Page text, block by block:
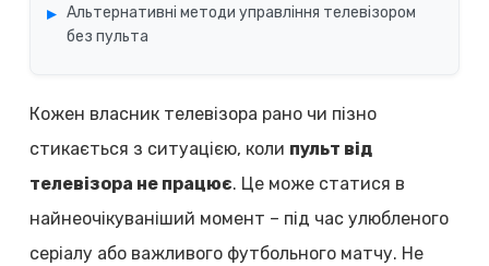
Альтернативні методи управління телевізором
без пульта
Кожен власник телевізора рано чи пізно
стикається з ситуацією, коли пульт від
телевізора не працює. Це може статися в
найнеочікуваніший момент – під час улюбленого
серіалу або важливого футбольного матчу. Не